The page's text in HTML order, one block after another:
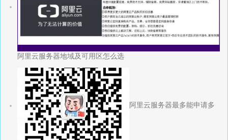
阿里云服务器地域及可用区怎么选
阿里云服务器最多能申请多